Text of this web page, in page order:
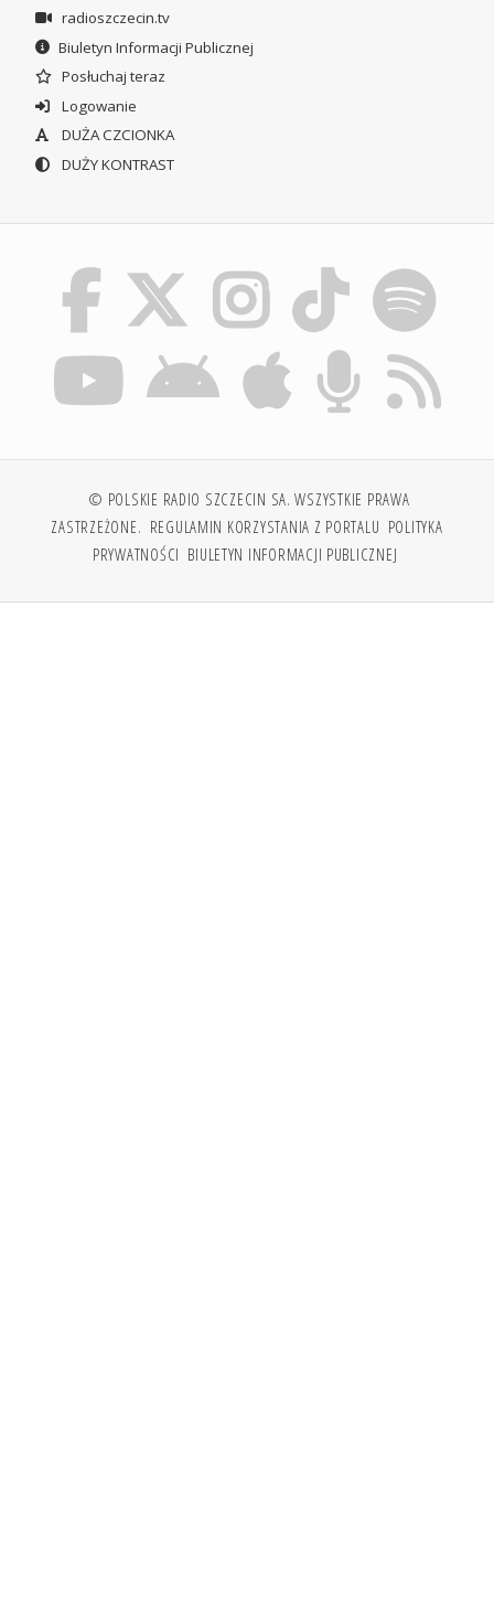
radioszczecin.tv
Biuletyn Informacji Publicznej
Posłuchaj teraz
Logowanie
DUŻA CZCIONKA
DUŻY KONTRAST
© POLSKIE RADIO SZCZECIN SA. WSZYSTKIE PRAWA
ZASTRZEŻONE. REGULAMIN KORZYSTANIA Z PORTALU POLITYKA
PRYWATNOŚCI BIULETYN INFORMACJI PUBLICZNEJ